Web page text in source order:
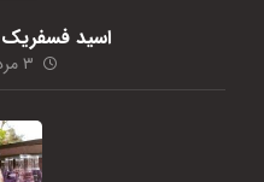
اسید
۳ مرداد، ۱۴۰۳